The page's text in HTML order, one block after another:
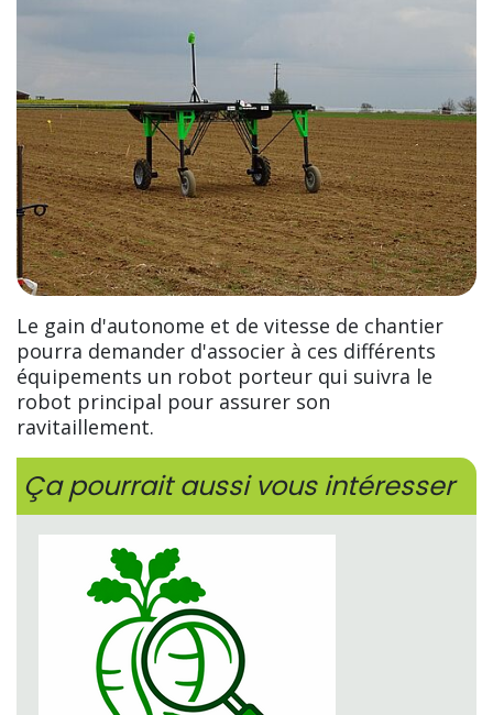
Le gain d'autonome et de vitesse de chantier
pourra demander d'associer à ces différents
équipements un robot porteur qui suivra le
robot principal pour assurer son
ravitaillement.
Ça pourrait aussi vous intéresser